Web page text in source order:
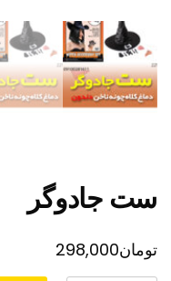
ست جادوگر
تومان298,000